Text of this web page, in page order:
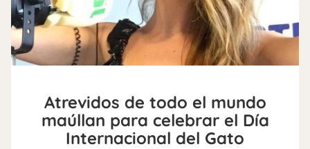
Atrevidos de todo el mundo
maúllan para celebrar el Día
Internacional del Gato